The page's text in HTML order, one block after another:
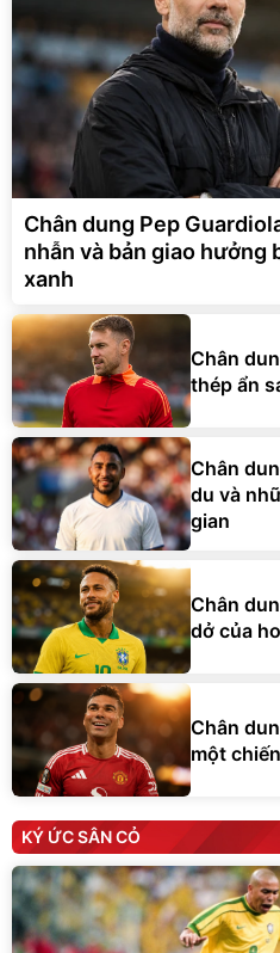
Chân dung Pep
nhẫn và bản giao hưởng
xanh
Chân
thép ẩn
Chân
du và
gian
Chân
dở của
Chân
một
KÝ ỨC SÂN CỎ